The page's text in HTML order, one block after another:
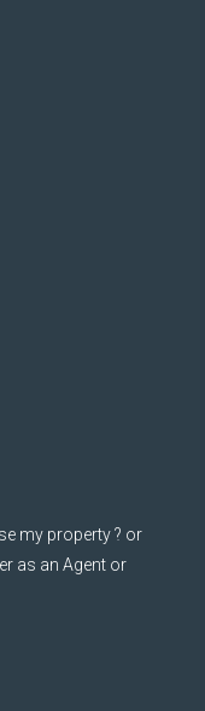
my property ? or
as an Agent or